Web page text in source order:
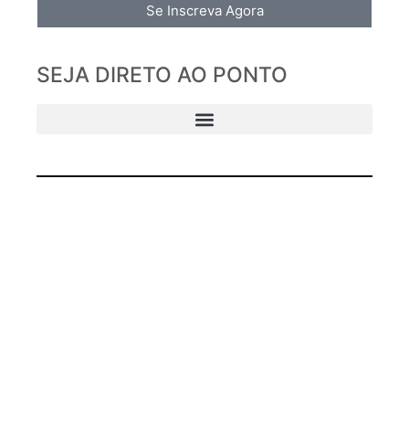
Se Inscreva Agora
SEJA DIRETO AO PONTO